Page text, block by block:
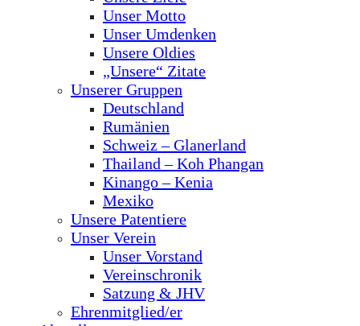
Unser Motto
Unser Umdenken
Unsere Oldies
„Unsere“ Zitate
Unserer Gruppen
Deutschland
Rumänien
Schweiz – Glanerland
Thailand – Koh Phangan
Kinango – Kenia
Mexiko
Unsere Patentiere
Unser Verein
Unser Vorstand
Vereinschronik
Satzung & JHV
Ehrenmitglied/er